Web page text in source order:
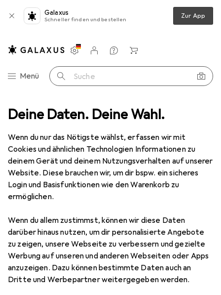
Deine Daten. Deine Wahl.
Wenn du nur das Nötigste wählst, erfassen wir mit
Cookies und ähnlichen Technologien Informationen zu
deinem Gerät und deinem Nutzungsverhalten auf unserer
Website. Diese brauchen wir, um dir bspw. ein sicheres
Login und Basisfunktionen wie den Warenkorb zu
ermöglichen.
Wenn du allem zustimmst, können wir diese Daten
darüber hinaus nutzen, um dir personalisierte Angebote
zu zeigen, unsere Webseite zu verbessern und gezielte
Werbung auf unseren und anderen Webseiten oder Apps
anzuzeigen. Dazu können bestimmte Daten auch an
Dritte und Werbepartner weitergegeben werden.
Galaxus
Schneller finden und bestellen Zur App
Navigation nach Kategorien
Menü Suche
Einstellungen
Kundenkonto
Vergleichslisten
Merklisten
Warenkorb
Beschriftungsband Dymo Schriftband LetraTag
EUR
6,67 bei 2 Stück
Dymo Schriftband LetraTag
1.20 cm, Transparent
Zubehör für Dymo Schriftband
LetraTag
Hier findest du passendes Zubehör zum Produkt Dymo
Schriftband LetraTag.